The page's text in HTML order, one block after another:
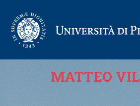
MATTEO